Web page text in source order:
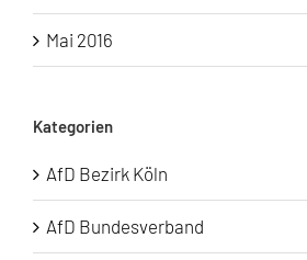
Mai 2016
Kategorien
AfD Bezirk Köln
AfD Bundesverband